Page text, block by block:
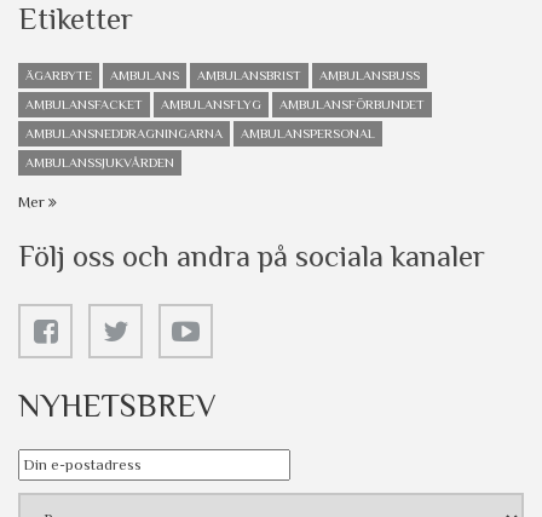
Etiketter
ÄGARBYTE AMBULANS AMBULANSBRIST
AMBULANSBUSS
AMBULANSFACKET
AMBULANSFLYG
AMBULANSFÖRBUNDET
AMBULANSNEDDRAGNINGARNA
AMBULANSPERSONAL
AMBULANSSJUKVÅRDEN
Mer
Följ oss och andra på sociala kanaler
NYHETSBREV